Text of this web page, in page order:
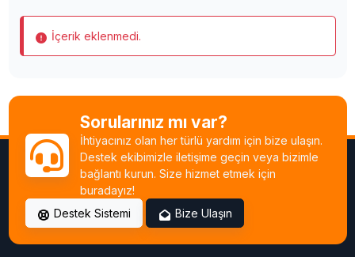
İçerik eklenmedi.
Sorularınız mı var?
İhtiyacınız olan her türlü yardım için bize ulaşın.
Destek ekibimizle iletişime geçin veya bizimle
bağlantı kurun. Size hizmet etmek için
buradayız!
Destek Sistemi
Bize Ulaşın